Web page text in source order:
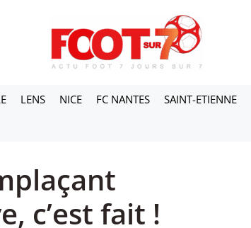
LENS NICE FC NANTES SAINT-ETIENNE
c’est fait !